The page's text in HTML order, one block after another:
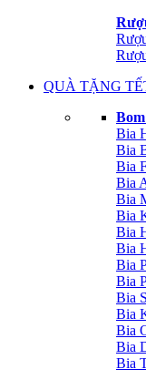
QUÀ TẶNG
Bia
Bia
Bia
Bia
Bia
Bia
Bia
Bia
Bia
Bia
Bia
Bia
Bia
Bia
Bia